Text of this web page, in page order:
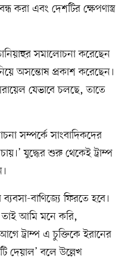
করা এবং দেশটির ক্ষেপণাস্ত্র
সমালোচনা করেছেন
অসন্তোষ প্রকাশ করেছেন।
যেভাবে চলছে, তাতে
সম্পর্কে সাংবাদিকদের
যুদ্ধের শুরু থেকেই ট্রাম্প
বাণিজ্যে ফিরতে হবে।
তাই আমি মনে করি,
ট্রাম্প এ চুক্তিকে ইরানের
দেয়াল’ বলে উল্লেখ